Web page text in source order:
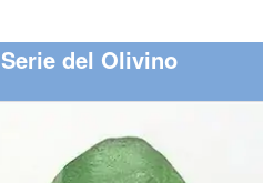
Serie del Olivino